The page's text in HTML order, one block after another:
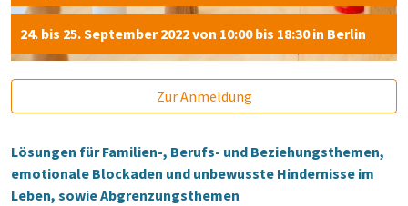
24. bis 25. September 2022 von 10:00 bis 18:30 in Berlin
Zur Anmeldung
Lösungen für Familien-, Berufs- und Beziehungsthemen,
emotionale Blockaden und unbewusste Hindernisse im
Leben, sowie Abgrenzungsthemen